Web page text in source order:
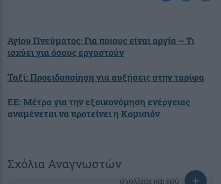
Αγίου Πνεύματος: Για ποιους είναι αργία – Τι
ισχύει για όσους εργαστούν
Ταξί: Προειδοποίηση για αυξήσεις στην ταρίφα
ΕΕ: Μέτρα για την εξοικονόμηση ενέργειας
αναμένεται να προτείνει η Κομισιόν
Σχόλια Αναγνωστών
σχολίασε και εσύ